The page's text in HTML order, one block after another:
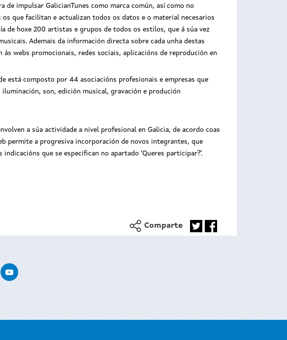
impulsar GalicianTunes como marca común, así como no
que facilitan e actualizan todos os datos e o material necesarios
de hoxe 200 artistas e grupos de todos os estilos, que á súa vez
Ademais da información directa sobre cada unha destas
webs promocionais, redes sociais, aplicacións de reprodución en
está composto por 44 asociacións profesionais e empresas que
son, edición musical, gravación e produción
a súa actividade a nivel profesional en Galicia, de acordo coas
permite a progresiva incorporación de novos integrantes, que
indicacións que se especifican no apartado ‘Queres participar?’.
Comparte
Youtube